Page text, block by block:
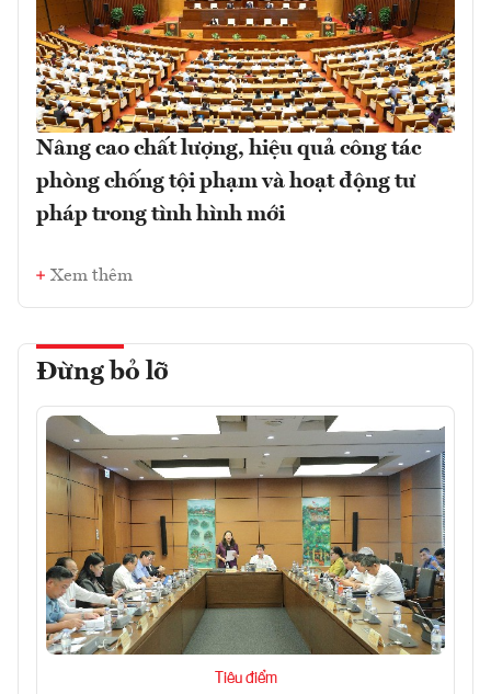
Nâng cao chất lượng, hiệu quả công tác
phòng chống tội phạm và hoạt động tư
pháp trong tình hình mới
Xem thêm
Đừng bỏ lỡ
Tiêu điểm